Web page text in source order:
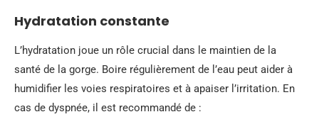
Hydratation constante
L’hydratation joue un rôle crucial dans le maintien de la
santé de la gorge. Boire régulièrement de l’eau peut aider à
humidifier les voies respiratoires et à apaiser l’irritation. En
cas de dyspnée, il est recommandé de :